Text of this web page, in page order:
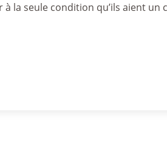
la seule condition qu’ils aient un